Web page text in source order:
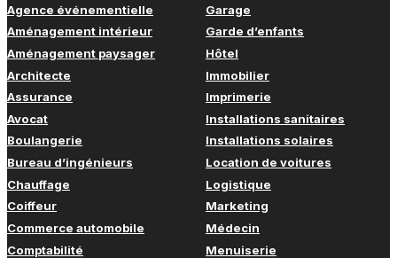
Agence événementielle
Aménagement intérieur
Aménagement paysager
Architecte
Assurance
Avocat
Boulangerie
Bureau d’ingénieurs
Chauffage
Coiffeur
Commerce automobile
Comptabilité
Garage
Garde d’enfants
Hôtel
Immobilier
Imprimerie
Installations sanitaires
Installations solaires
Location de voitures
Logistique
Marketing
Médecin
Menuiserie